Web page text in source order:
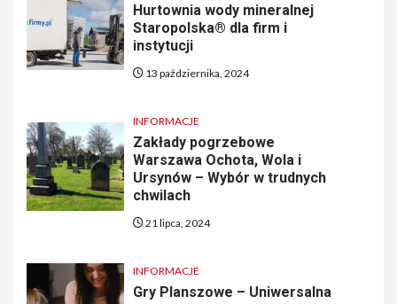
Hurtownia wody mineralnej
Staropolska® dla firm i
instytucji
13 października, 2024
INFORMACJE
Zakłady pogrzebowe
Warszawa Ochota, Wola i
Ursynów – Wybór w trudnych
chwilach
21 lipca, 2024
INFORMACJE
Gry Planszowe – Uniwersalna